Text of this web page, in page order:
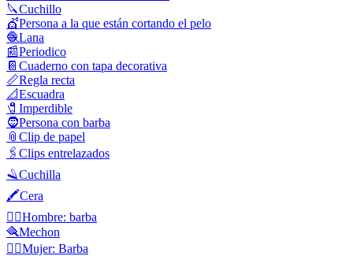
🔪Cuchillo
💇Persona a la que están cortando el pelo
🧶Lana
📰Periodico
📔 Cuaderno con tapa decorativa
📏Regla recta
📐Escuadra
🧷 Imperdible
🧔Persona con barba
📎 Clip de papel
🖇️ Clips entrelazados
🪒Cuchilla
🖍️Cera
🧔‍♂️Hombre: barba
🪮Mechon
🧔‍♀️Mujer: Barba